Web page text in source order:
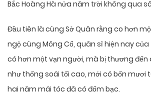
Bắc Hoàng Hà nửa năm trời không qua
Đầu tiên là cùng Sở Quân rằng co hơn
ngộ cùng Mông Cổ, quân sĩ hiện nay
có hơn một vạn người, mà bị thương đến
như thống soái tối cao, mới có bốn mươi
hai năm mái tóc đã có đốm bạc.